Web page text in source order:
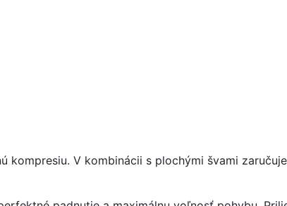
kompresiu. V kombinácii s plochými švami